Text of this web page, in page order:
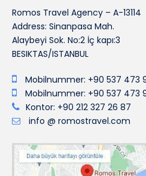
Romos Travel Agency – A-13114
Address: Sinanpasa Mah.
Alaybeyi Sok. No:2 İç kapı:3
BESIKTAS/ISTANBUL
Mobilnummer: +90 537 473
Mobilnummer: +90 537 473
Kontor: +90 212 327 26 87
info @ romostravel.com